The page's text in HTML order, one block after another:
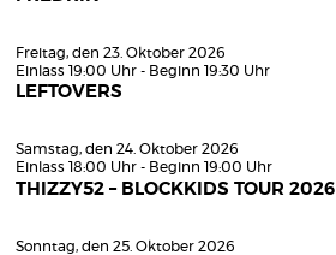
Freitag, den 23. Oktober 2026
Einlass 19:00 Uhr - Beginn 19:30 Uhr
LEFTOVERS
Samstag, den 24. Oktober 2026
Einlass 18:00 Uhr - Beginn 19:00 Uhr
THIZZY52 – BLOCKKIDS TOUR 2026
Sonntag, den 25. Oktober 2026